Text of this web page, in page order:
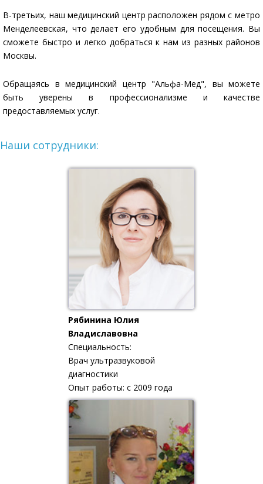
В-третьих, наш медицинский центр расположен рядом с метро
Менделеевская, что делает его удобным для посещения. Вы
сможете быстро и легко добраться к нам из разных районов
Москвы.
Обращаясь в медицинский центр "Альфа-Мед", вы можете
быть уверены в профессионализме и качестве
предоставляемых услуг.
Наши сотрудники:
Рябинина Юлия
Владиславовна
Специальность:
Врач ультразвуковой
диагностики
Опыт работы: с 2009 года